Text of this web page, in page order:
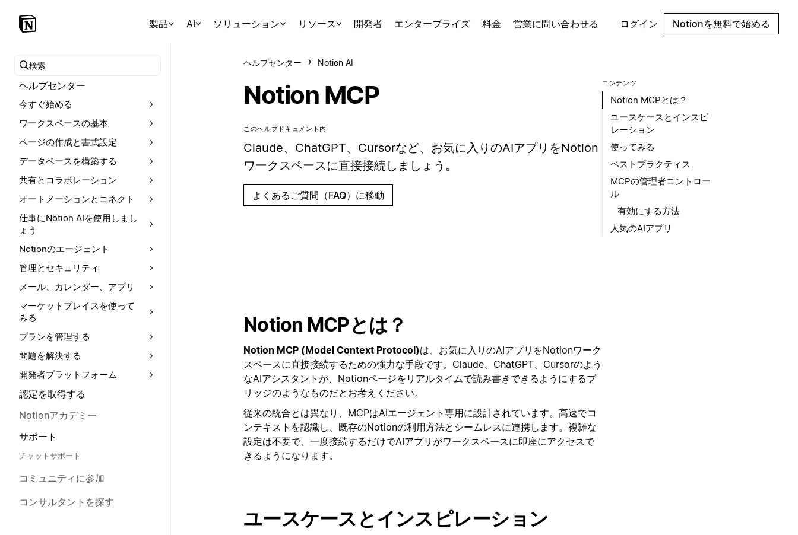
製品 AI ソリューション リソース 開発者 エンタープライズ 料金 営業に問い合わせる ログイン Notionを無料で始める
ヘルプセンターを検索
ヘルプセンター
今すぐ始める
ワークスペースの基本
ページの作成と書式設定
データベースを構築する
共有とコラボレーション
オートメーションとコネクト
仕事にNotion AIを使用しまし
ょう
Notionのエージェント
管理とセキュリティ
メール、カレンダー、アプリ
マーケットプレイスを使って
みる
プランを管理する
問題を解決する
開発者プラットフォーム
認定を取得する
Notionアカデミー
サポート
チャットサポート
コミュニティに参加
コンサルタントを探す
ヘルプセンター Notion AI
Notion MCP
このヘルプドキュメント内
Claude、ChatGPT、Cursorなど、お気に入りのAIアプリをNotion
ワークスペースに直接接続しましょう。
よくあるご質問（FAQ）に移動
Notion MCPとは？
Notion MCP (Model Context Protocol)は、お気に入りのAIアプリをNotionワーク
スペースに直接接続するための強力な手段です。Claude、ChatGPT、Cursorのよう
なAIアシスタントが、Notionページをリアルタイムで読み書きできるようにするブ
リッジのようなものだとお考えください。
従来の統合とは異なり、MCPはAIエージェント専用に設計されています。高速でコ
ンテキストを認識し、既存のNotionの利用方法とシームレスに連携します。複雑な
設定は不要で、一度接続するだけでAIアプリがワークスペースに即座にアクセスで
きるようになります。
ユースケースとインスピレーション
コンテンツ
Notion MCPとは？
ユースケースとインスピ
レーション
使ってみる
ベストプラクティス
MCPの管理者コントロー
ル
有効にする方法
人気のAIアプリ